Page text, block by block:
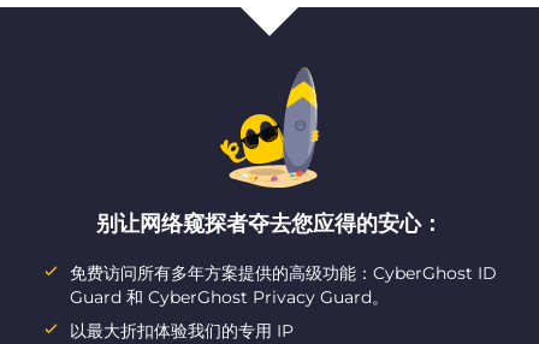
别让网络窥探者夺去您应得的安心：
免费访问所有多年方案提供的高级功能：CyberGhost ID
Guard 和 CyberGhost Privacy Guard。
以最大折扣体验我们的专用 IP